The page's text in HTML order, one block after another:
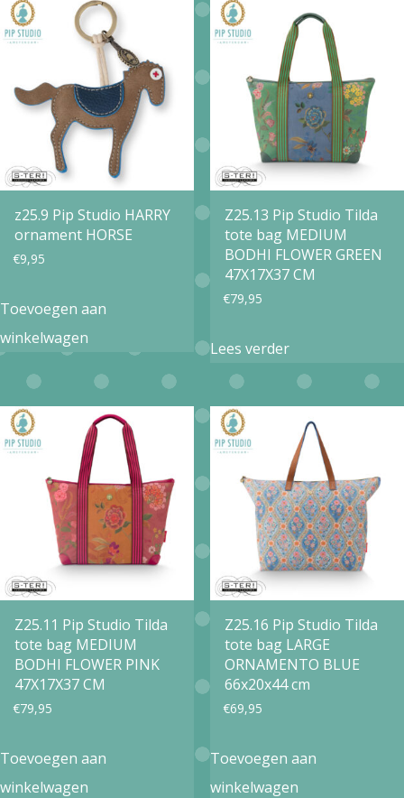
z25.9 Pip Studio HARRY
ornament HORSE
€9,95
Toevoegen aan
winkelwagen
Z25.13 Pip Studio Tilda
tote bag MEDIUM
BODHI FLOWER GREEN
47X17X37 CM
€79,95
Lees verder
Z25.11 Pip Studio Tilda
tote bag MEDIUM
BODHI FLOWER PINK
47X17X37 CM
€79,95
Toevoegen aan
winkelwagen
Z25.16 Pip Studio Tilda
tote bag LARGE
ORNAMENTO BLUE
66x20x44 cm
€69,95
Toevoegen aan
winkelwagen